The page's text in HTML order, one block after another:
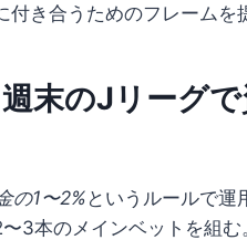
き合うためのフレームを
末のJリーグ
の1〜2% というルールで運
3本のメインベットを組